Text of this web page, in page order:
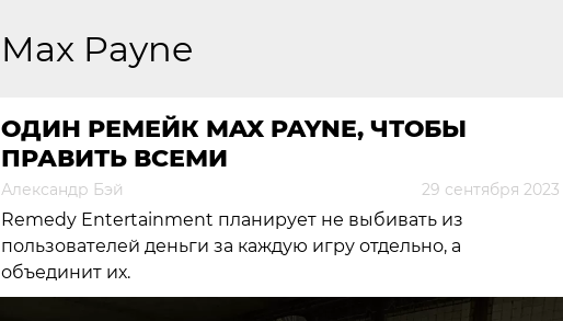
Max Payne
ОДИН РЕМЕЙК MAX PAYNE, ЧТОБЫ
ПРАВИТЬ ВСЕМИ
Александр Бэй 29 сентября 2023
Remedy Entertainment планирует не выбивать из
пользователей деньги за каждую игру отдельно, а
объединит их.